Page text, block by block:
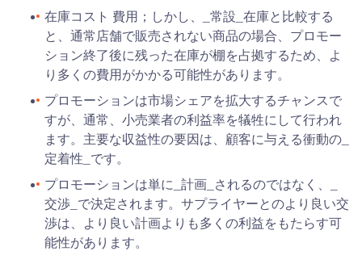
在庫コスト 費用；しかし、_常設_在庫と比較する
と、通常店舗で販売されない商品の場合、プロモー
ション終了後に残った在庫が棚を占拠するため、よ
り多くの費用がかかる可能性があります。
プロモーションは市場シェアを拡大するチャンスで
すが、通常、小売業者の利益率を犠牲にして行われ
ます。主要な収益性の要因は、顧客に与える衝動の_
定着性_です。
プロモーションは単に_計画_されるのではなく、_
交渉_で決定されます。サプライヤーとのより良い交
渉は、より良い計画よりも多くの利益をもたらす可
能性があります。